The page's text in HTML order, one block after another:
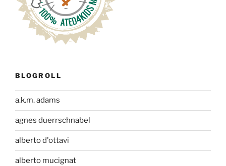
BLOGROLL
a.k.m. adams
agnes duerrschnabel
alberto d'ottavi
alberto mucignat